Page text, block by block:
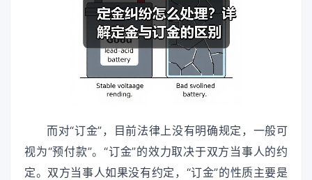
而对“订金”，目前法律上没有明确规定，一般可
视为“预付款”。“订金”的效力取决于双方当事人的约
定。双方当事人如果没有约定，“订金”的性质主要是